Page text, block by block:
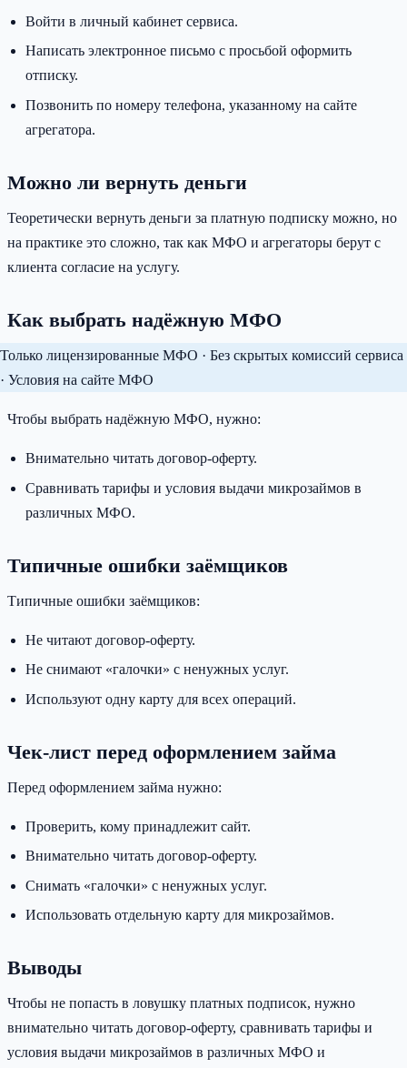
Войти в личный кабинет сервиса.
Написать электронное письмо с просьбой оформить
отписку.
Позвонить по номеру телефона, указанному на сайте
агрегатора.
Можно ли вернуть деньги
Теоретически вернуть деньги за платную подписку можно, но
на практике это сложно, так как МФО и агрегаторы берут с
клиента согласие на услугу.
Как выбрать надёжную МФО
Только лицензированные МФО · Без скрытых комиссий сервиса
· Условия на сайте МФО
Чтобы выбрать надёжную МФО, нужно:
Внимательно читать договор-оферту.
Сравнивать тарифы и условия выдачи микрозаймов в
различных МФО.
Типичные ошибки заёмщиков
Типичные ошибки заёмщиков:
Не читают договор-оферту.
Не снимают «галочки» с ненужных услуг.
Используют одну карту для всех операций.
Чек-лист перед оформлением займа
Перед оформлением займа нужно:
Проверить, кому принадлежит сайт.
Внимательно читать договор-оферту.
Снимать «галочки» с ненужных услуг.
Использовать отдельную карту для микрозаймов.
Выводы
Чтобы не попасть в ловушку платных подписок, нужно
внимательно читать договор-оферту, сравнивать тарифы и
условия выдачи микрозаймов в различных МФО и